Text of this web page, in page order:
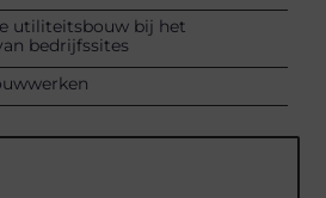
utiliteitsbouw bij het
bedrijfssites